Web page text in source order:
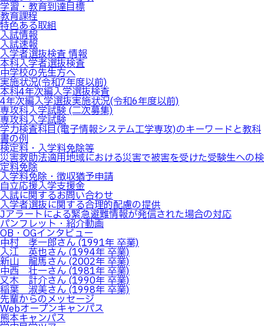
学習・教育到達目標
教育課程
特色ある取組
入試情報
入試速報
入学者選抜検査 情報
本科入学者選抜検査
中学校の先生方へ
実施状況(令和7年度以前)
本科4年次編入学選抜検査
4年次編入学選抜実施状況(令和6年度以前)
専攻科入学試験 (二次募集)
専攻科入学試験
学力検査科目(電子情報システム工学専攻)のキーワードと教科
書の例
検定料・入学料免除等
災害救助法適用地域における災害で被害を受けた受験生への検
定料免除
入学料免除・徴収猶予申請
自立応援入学支援金
入試に関するお問い合わせ
入学者選抜に関する合理的配慮の提供
Jアラートによる緊急避難情報が発信された場合の対応
パンフレット・紹介動画
OB・OGインタビュー
中村 孝一郎さん (1991年 卒業)
入江 英也さん (1994年 卒業)
新山 龍馬さん (2002年 卒業)
中西 壮一さん (1981年 卒業)
又木 計介さん (1990年 卒業)
稲葉 淑美さん (1998年 卒業)
先輩からのメッセージ
Webオープンキャンパス
熊本キャンパス